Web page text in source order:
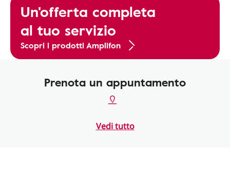
Un'offerta completa
al tuo servizio
Scopri i prodotti Amplifon
Prenota un appuntamento
Vedi tutto